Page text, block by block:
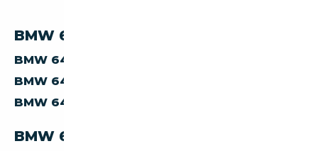
BMW 640 PAR CARBURANT
BMW 640
BMW 640
BMW 640
BMW 640 PAR CARROSSERIE